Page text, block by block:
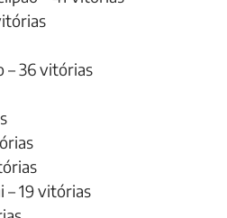
na Copa
– 41 vitórias
36 vitórias